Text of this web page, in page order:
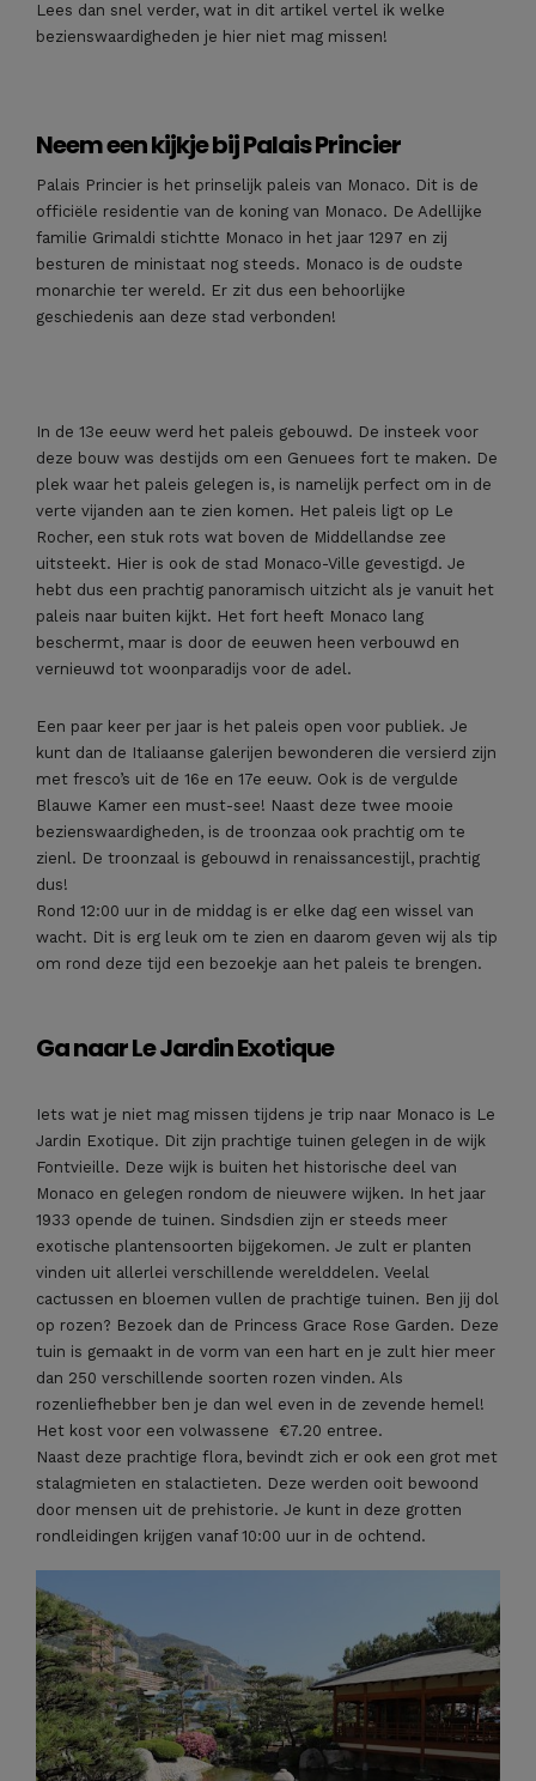
Lees dan snel verder, wat in dit artikel vertel ik welke
bezienswaardigheden je hier niet mag missen!
Neem een kijkje bij Palais Princier
Palais Princier is het prinselijk paleis van Monaco. Dit is de
officiële residentie van de koning van Monaco. De Adellijke
familie Grimaldi stichtte Monaco in het jaar 1297 en zij
besturen de ministaat nog steeds. Monaco is de oudste
monarchie ter wereld. Er zit dus een behoorlijke
geschiedenis aan deze stad verbonden!
In de 13e eeuw werd het paleis gebouwd. De insteek voor
deze bouw was destijds om een Genuees fort te maken. De
plek waar het paleis gelegen is, is namelijk perfect om in de
verte vijanden aan te zien komen. Het paleis ligt op Le
Rocher, een stuk rots wat boven de Middellandse zee
uitsteekt. Hier is ook de stad Monaco-Ville gevestigd. Je
hebt dus een prachtig panoramisch uitzicht als je vanuit het
paleis naar buiten kijkt. Het fort heeft Monaco lang
beschermt, maar is door de eeuwen heen verbouwd en
vernieuwd tot woonparadijs voor de adel.
Een paar keer per jaar is het paleis open voor publiek. Je
kunt dan de Italiaanse galerijen bewonderen die versierd zijn
met fresco’s uit de 16e en 17e eeuw. Ook is de vergulde
Blauwe Kamer een must-see! Naast deze twee mooie
bezienswaardigheden, is de troonzaa ook prachtig om te
zienl. De troonzaal is gebouwd in renaissancestijl, prachtig
dus!
Rond 12:00 uur in de middag is er elke dag een wissel van
wacht. Dit is erg leuk om te zien en daarom geven wij als tip
om rond deze tijd een bezoekje aan het paleis te brengen.
Ga naar Le Jardin Exotique
Iets wat je niet mag missen tijdens je trip naar Monaco is Le
Jardin Exotique. Dit zijn prachtige tuinen gelegen in de wijk
Fontvieille. Deze wijk is buiten het historische deel van
Monaco en gelegen rondom de nieuwere wijken. In het jaar
1933 opende de tuinen. Sindsdien zijn er steeds meer
exotische plantensoorten bijgekomen. Je zult er planten
vinden uit allerlei verschillende werelddelen. Veelal
cactussen en bloemen vullen de prachtige tuinen. Ben jij dol
op rozen? Bezoek dan de Princess Grace Rose Garden. Deze
tuin is gemaakt in de vorm van een hart en je zult hier meer
dan 250 verschillende soorten rozen vinden. Als
rozenliefhebber ben je dan wel even in de zevende hemel!
Het kost voor een volwassene
€7.20 entree.
Naast deze prachtige flora, bevindt zich er ook een grot met
stalagmieten en stalactieten. Deze werden ooit bewoond
door mensen uit de prehistorie. Je kunt in deze grotten
rondleidingen krijgen vanaf 10:00 uur in de ochtend.